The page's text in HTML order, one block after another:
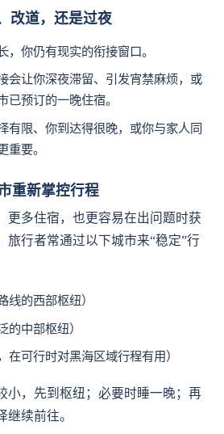
改道，还是过夜
，你仍有现实的衔接窗口。
会让你深夜滞留、引发宵禁麻烦，或
已预订的一晚住宿。
有限、你到达得很晚，或你与家人同
重要。
重新掌控行程
更多住宿，也更容易在出问题时获
旅行者常通过以下城市来“稳定”行
线的西部枢纽）
的中部枢纽）
在可行时对黑海区域行程有用）
小，先到枢纽；必要时睡一晚；再
继续前往。